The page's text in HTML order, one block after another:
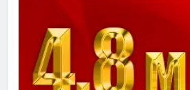
8
चुनाव से पहले